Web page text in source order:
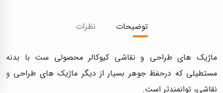
توضیحات نظرات
ماژیک های طراحی و نقاشی کیوکالر محصولی ست با بدنه
مستطیلی که درحفظ جوهر بسیار از دیگر ماژیک های طراحی و
نقاشی، توانمندتر است.